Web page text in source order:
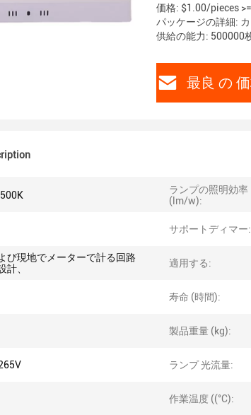
価格: $1.00/pieces
パッケージの詳細:
供給の能力: 500000
最良 の
ランプの照明効率
(lm/w):
サポートディマー:
び現地でメーターで計る回路
計、
適用する:
寿命 (時間):
製品重量 (kg):
ランプ 光流量:
作業温度 ((°C):